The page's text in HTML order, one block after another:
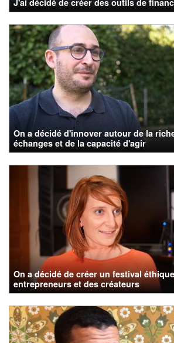
On a décidé d'innover autour de la
échanges et de la capacité d'agir
On a décidé de créer un festival
entrepreneurs et des créateurs